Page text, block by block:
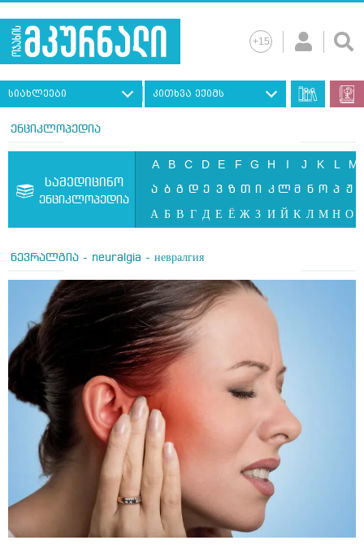
სიახლეები კითხვა ექიმს
ენციკლოპედია
სამედიცინო
ენციკლოპედია
A B C D E F G H I J K L M
ა ბ გ დ ე ვ ზ თ ი კ ლ მ ნ ო პ ჟ
А Б В Г Д Е Ё Ж З И Й К Л М Н О
ნევრალგია - neuralgia - невралгия